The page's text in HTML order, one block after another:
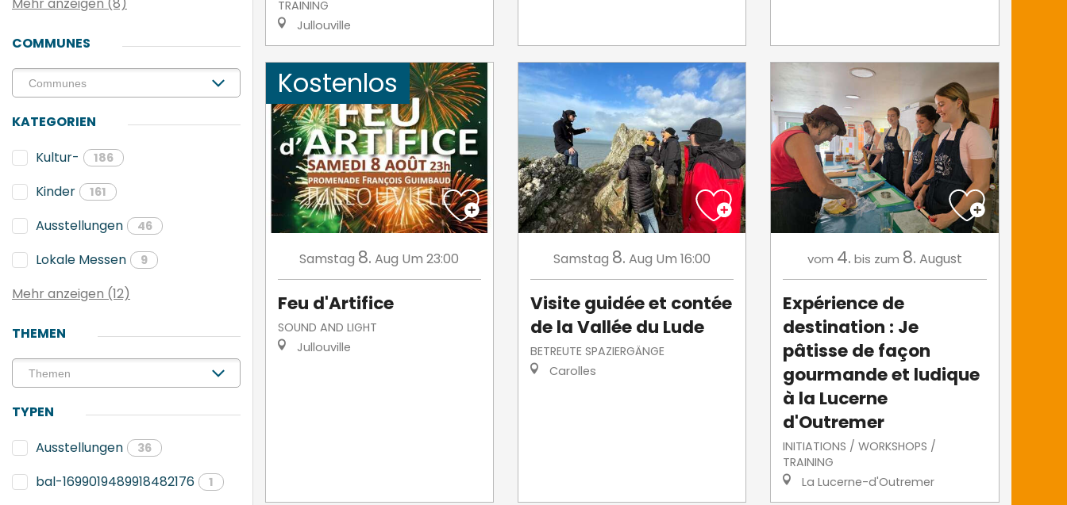
COMMUNES
KATEGORIEN
Kultur-
186
Kinder 161
Ausstellungen 46
Lokale Messen 9
Mehr anzeigen (12)
THEMEN
TYPEN
Ausstellungen
36
bal-1699019489918482176 1
TRAINING
Jullouville
Kostenlos
Samstag 8. Aug Um 23:00
Feu d'Artifice
SOUND AND LIGHT
Jullouville
Samstag 8. Aug Um 16:00
Visite guidée et contée
de la Vallée du Lude
BETREUTE SPAZIERGÄNGE
Carolles
vom 4. bis zum 8. August
Expérience de
destination : Je
pâtisse de façon
gourmande et ludique
à la Lucerne
d'Outremer
INITIATIONS / WORKSHOPS /
TRAINING
La Lucerne-d'Outremer